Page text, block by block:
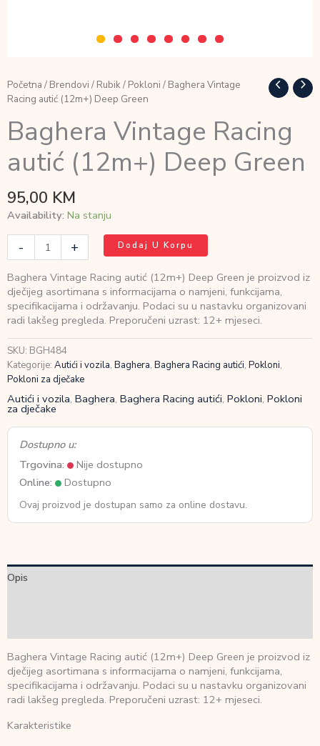
Početna / Brendovi / Rubik/ Pokloni / Baghera Vintage
Racing autić (12m+) Deep Green
Baghera Vintage Racing
autić (12m+) Deep Green
95,00 KM
Availability: Na stanju
-
autić
(12m+)
Deep
Green
količina
+ Dodaj U Korpu
Baghera Vintage Racing autić (12m+) Deep Green je proizvod iz
dječijeg asortimana s informacijama o namjeni, funkcijama,
specifikacijama i održavanju. Podaci su u nastavku organizovani
radi lakšeg pregleda. Preporučeni uzrast: 12+ mjeseci.
SKU: BGH484
Kategorije: Autići i vozila, Baghera, Baghera Racing autići, Pokloni,
Pokloni za dječake
Autići i vozila, Baghera, Baghera Racing autići, Pokloni, Pokloni
za dječake
Dostupno u:
Trgovina:
Nije dostupno
Online:
Dostupno
Ovaj proizvod je dostupan samo za online dostavu.
Opis
Baghera Vintage Racing autić (12m+) Deep Green je proizvod iz
dječijeg asortimana s informacijama o namjeni, funkcijama,
specifikacijama i održavanju. Podaci su u nastavku organizovani
radi lakšeg pregleda. Preporučeni uzrast: 12+ mjeseci.
Karakteristike